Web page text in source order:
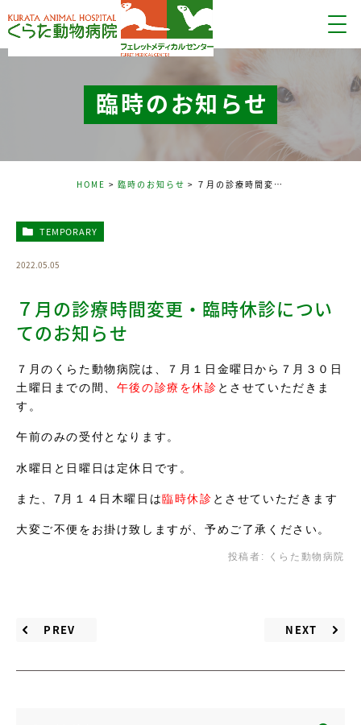
臨時のお知らせ
HOME 臨時のお知らせ ７月の診療時間変更・臨時休診についてのお知らせ
TEMPORARY
2022.05.05
７月の診療時間変更・臨時休診につい
てのお知らせ
７月のくらた動物病院は、７月１日金曜日から７月３０日
土曜日までの間、 午後の診療を休診 とさせていただきま
す。
午前のみの受付となります。
水曜日と日曜日は定休日です。
また、7月１４日木曜日は臨時休診 とさせていただきます
大変ご不便をお掛け致しますが、予めご了承ください。
投稿者: くらた動物病院
PREV NEXT